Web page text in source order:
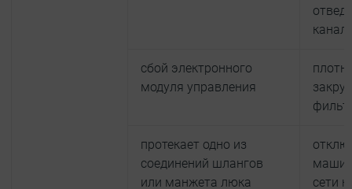
сбой электронного
модуля управления
протекает одно из
соединений шлангов
или манжета люка
сети